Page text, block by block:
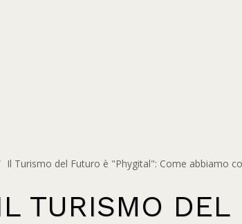
Il Turismo del Futuro è "Phygital": Come abbiamo
TURISMO DEL